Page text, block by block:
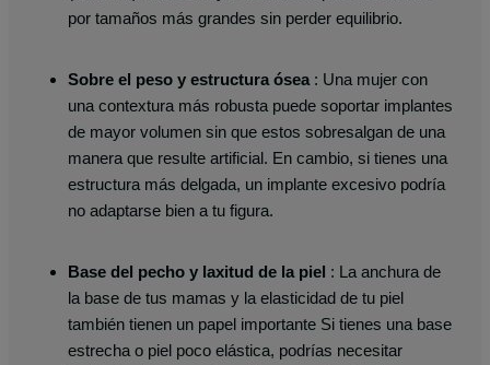
por tamaños más grandes sin perder equilibrio.
Sobre el peso y estructura ósea : Una mujer con
una contextura más robusta puede soportar implantes
de mayor volumen sin que estos sobresalgan de una
manera que resulte artificial. En cambio, si tienes una
estructura más delgada, un implante excesivo podría
no adaptarse bien a tu figura.
Base del pecho y laxitud de la piel : La anchura de
la base de tus mamas y la elasticidad de tu piel
también tienen un papel importante Si tienes una base
estrecha o piel poco elástica, podrías necesitar